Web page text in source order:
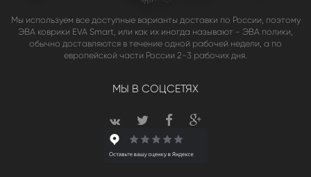
Мы используем все доступные варианты доставки по России, поэтому
ЭВА коврики EVA Smart, или как их иногда называют - ЭВА полики,
обычно доставляются в течение одной рабочей недели, а по
европейской части России 2-3 рабочих дня.
МЫ В СОЦСЕТЯХ